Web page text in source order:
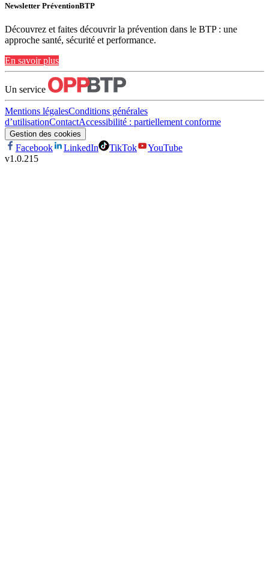
Newsletter PréventionBTP
Découvrez et faites découvrir la prévention dans le BTP : une
approche santé, sécurité et performance.
En savoir plus
Un service
Mentions légalesConditions générales
d’utilisationContactAccessibilité : partiellement conforme
Gestion des cookies
Facebook LinkedIn TikTok
YouTube
v1.0.215